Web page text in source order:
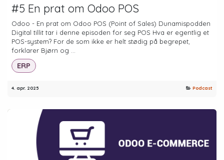
#5 En prat om Odoo POS
Odoo - En prat om Odoo POS (Point of Sales) Dunamispodden
Digital tillit tar i denne episoden for seg POS Hva er egentlig et
POS-system? For de som ikke er helt stødig på begrepet,
forklarer Bjørn og ...
ERP
4. apr. 2025 Podcast